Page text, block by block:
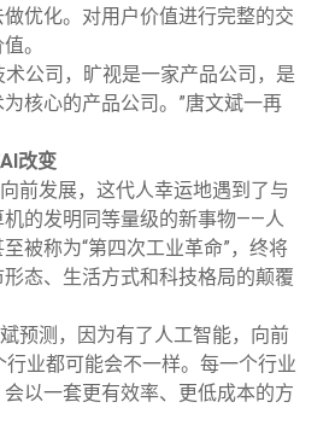
优化。对用户价值进行完整的交
。
术公司，旷视是一家产品公司，是
核心的产品公司。”唐文斌一再
改变
前发展，这代人幸运地遇到了与
的发明同等量级的新事物——人
被称为“第四次工业革命”，终将
态、生活方式和科技格局的颠覆
预测，因为有了人工智能，向前
业都可能会不一样。每一个行业
以一套更有效率、更低成本的方